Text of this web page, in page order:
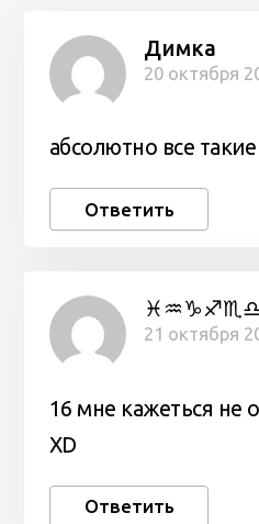
Димка
20 октября
абсолютно все
Ответить
21 октября
16 мне кажеться не
XD
Ответить